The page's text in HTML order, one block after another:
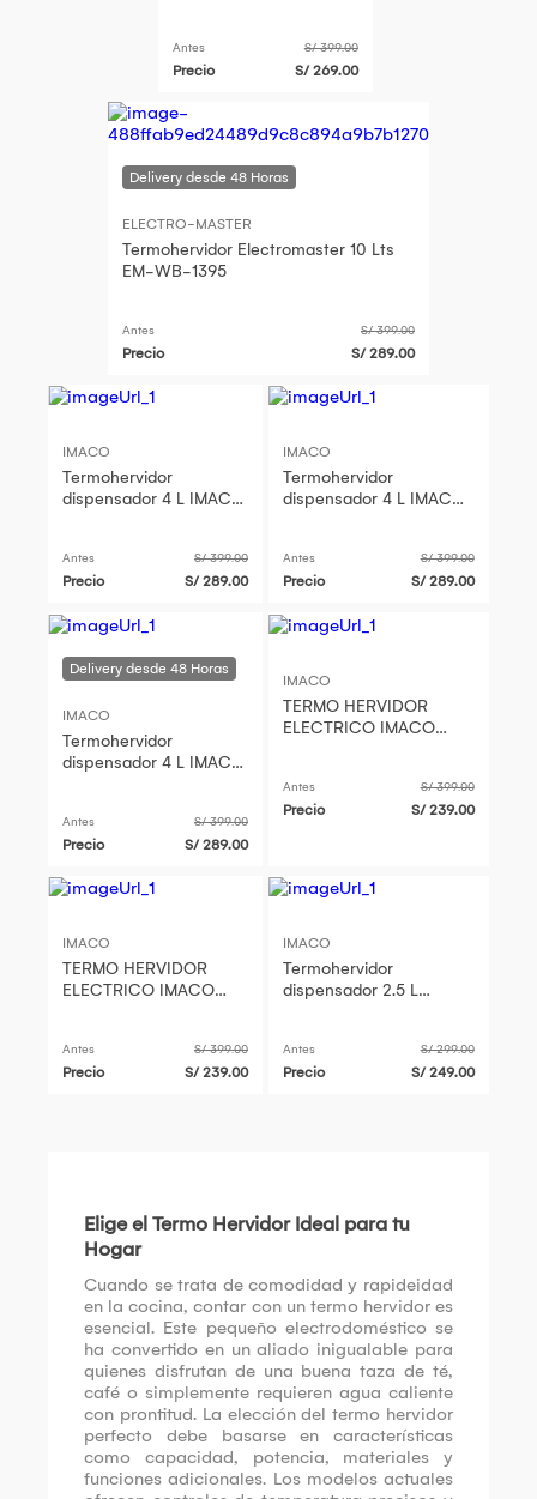
Antes S/ 399.00
Precio S/ 269.00
ELECTRO-MASTER
Termohervidor Electromaster 10 Lts
EM-WB-1395
Antes S/ 399.00
Precio S/ 289.00
IMACO
Termohervidor
dispensador 4 L IMACO
Antes S/ 399.00
Precio S/ 289.00
IMACO
Termohervidor
dispensador 4 L IMACO
Antes S/ 399.00
Precio S/ 289.00
IMACO
Termohervidor
dispensador 4 L IMACO
Antes S/ 399.00
Precio S/ 289.00
IMACO
TERMO HERVIDOR
ELECTRICO IMACO
Antes S/ 399.00
Precio S/ 239.00
IMACO
TERMO HERVIDOR
ELECTRICO IMACO
Antes S/ 399.00
Precio S/ 239.00
IMACO
Termohervidor
dispensador 2.5 L
Antes S/ 299.00
Precio S/ 249.00
Elige el Termo Hervidor Ideal para tu
Hogar
Cuando se trata de comodidad y rapideidad
en la cocina, contar con un termo hervidor es
esencial. Este pequeño electrodoméstico se
ha convertido en un aliado inigualable para
quienes disfrutan de una buena taza de té,
café o simplemente requieren agua caliente
con prontitud. La elección del termo hervidor
perfecto debe basarse en características
como capacidad, potencia, materiales y
funciones adicionales. Los modelos actuales